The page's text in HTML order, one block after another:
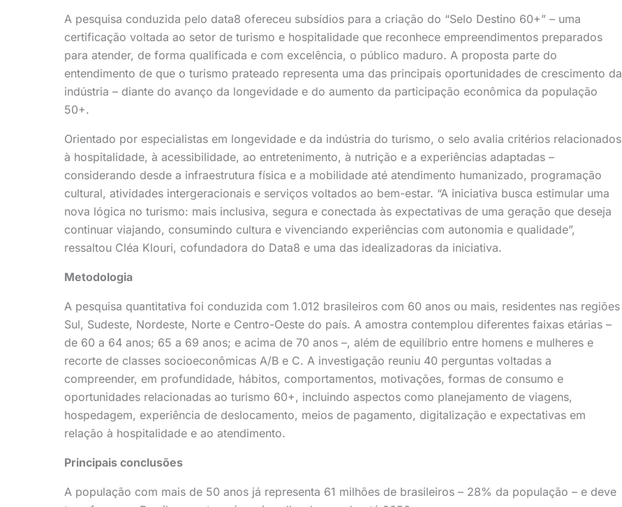
A pesquisa conduzida pelo data8 ofereceu subsídios para a criação do “Selo Destino 60+” – uma
certificação voltada ao setor de turismo e hospitalidade que reconhece empreendimentos preparados
para atender, de forma qualificada e com excelência, o público maduro. A proposta parte do
entendimento de que o turismo prateado representa uma das principais oportunidades de crescimento da
indústria – diante do avanço da longevidade e do aumento da participação econômica da população
50+.
Orientado por especialistas em longevidade e da indústria do turismo, o selo avalia critérios relacionados
à hospitalidade, à acessibilidade, ao entretenimento, à nutrição e a experiências adaptadas –
considerando desde a infraestrutura física e a mobilidade até atendimento humanizado, programação
cultural, atividades intergeracionais e serviços voltados ao bem-estar. “A iniciativa busca estimular uma
nova lógica no turismo: mais inclusiva, segura e conectada às expectativas de uma geração que deseja
continuar viajando, consumindo cultura e vivenciando experiências com autonomia e qualidade”,
ressaltou Cléa Klouri, cofundadora do Data8 e uma das idealizadoras da iniciativa.
Metodologia
A pesquisa quantitativa foi conduzida com 1.012 brasileiros com 60 anos ou mais, residentes nas regiões
Sul, Sudeste, Nordeste, Norte e Centro-Oeste do país. A amostra contemplou diferentes faixas etárias –
de 60 a 64 anos; 65 a 69 anos; e acima de 70 anos –, além de equilíbrio entre homens e mulheres e
recorte de classes socioeconômicas A/B e C. A investigação reuniu 40 perguntas voltadas a
compreender, em profundidade, hábitos, comportamentos, motivações, formas de consumo e
oportunidades relacionadas ao turismo 60+, incluindo aspectos como planejamento de viagens,
hospedagem, experiência de deslocamento, meios de pagamento, digitalização e expectativas em
relação à hospitalidade e ao atendimento.
Principais conclusões
A população com mais de 50 anos já representa 61 milhões de brasileiros – 28% da população – e deve